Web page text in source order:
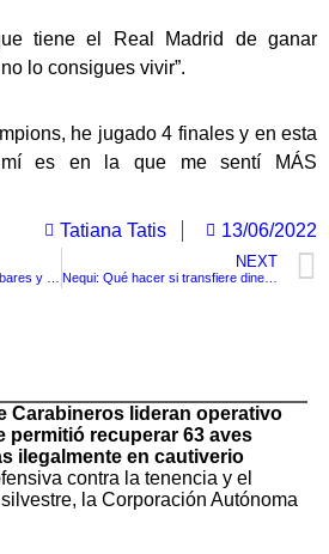
tiene el Real Madrid de ganar
lo consigues vivir”.
he jugado 4 finales y en esta
es en la que me sentí MÁS
Tatiana Tatis 13/06/2022
NEXT
Nequi: Qué hacer si transfiere dinero a la persona equivocada
Carabineros lideran operativo
permitió recuperar 63 aves
ilegalmente en cautiverio
contra la tenencia y el
la Corporación Autónoma